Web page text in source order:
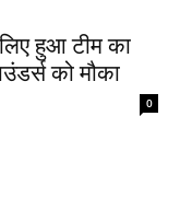
हुआ टीम का
को मौका
0